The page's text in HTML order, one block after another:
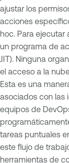
ajustar los
acciones
hoc. Para ejecutar
un programa de
JIT). Ninguna
el acceso a la
Esta es una
asociados con las
equipos de
tareas puntuales
este flujo de
herramientas de